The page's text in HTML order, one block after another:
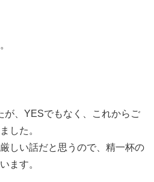
が、YESでもなく、これからご
した。
しい話だと思うので、精一杯の
ます。